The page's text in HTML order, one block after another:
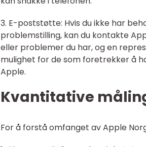
3. E-poststøtte: Hvis du ikke har
problemstilling, kan du kontakte
eller problemer du har, og en
mulighet for de som foretrekker å
Apple.
Kvantitative
For å forstå omfanget av Apple